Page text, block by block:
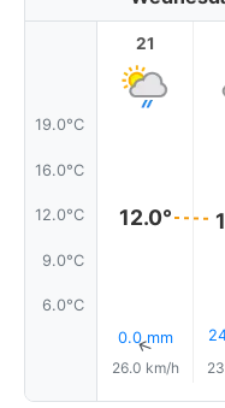
19.0°C
16.0°C
12.0°C
9.0°C
6.0°C
21
12.0°
0.0 mm
↑
26.0 km/h